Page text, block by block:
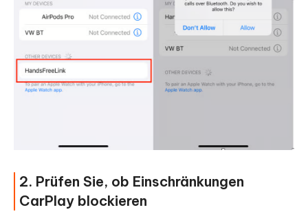
2. Prüfen Sie, ob Einschränkungen
CarPlay blockieren